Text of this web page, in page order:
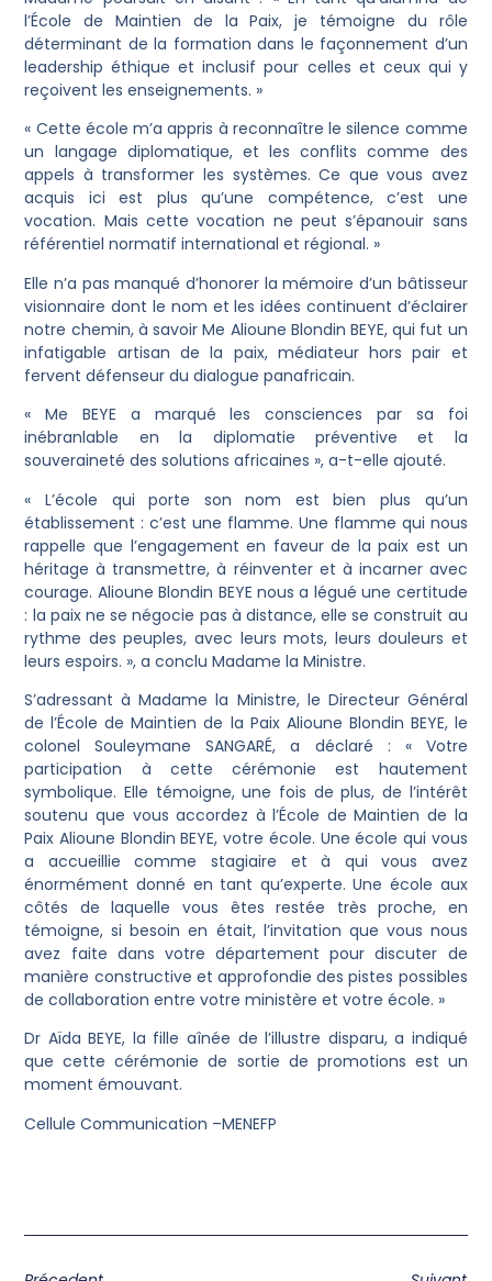
l’École de Maintien de la Paix, je témoigne du rôle
déterminant de la formation dans le façonnement d’un
leadership éthique et inclusif pour celles et ceux qui y
reçoivent les enseignements. »
« Cette école m’a appris à reconnaître le silence comme
un langage diplomatique, et les conflits comme des
appels à transformer les systèmes. Ce que vous avez
acquis ici est plus qu’une compétence, c’est une
vocation. Mais cette vocation ne peut s’épanouir sans
référentiel normatif international et régional. »
Elle n’a pas manqué d’honorer la mémoire d’un bâtisseur
visionnaire dont le nom et les idées continuent d’éclairer
notre chemin, à savoir Me Alioune Blondin BEYE, qui fut un
infatigable artisan de la paix, médiateur hors pair et
fervent défenseur du dialogue panafricain.
« Me BEYE a marqué les consciences par sa foi
inébranlable en la diplomatie préventive et la
souveraineté des solutions africaines », a-t-elle ajouté.
« L’école qui porte son nom est bien plus qu’un
établissement : c’est une flamme. Une flamme qui nous
rappelle que l’engagement en faveur de la paix est un
héritage à transmettre, à réinventer et à incarner avec
courage. Alioune Blondin BEYE nous a légué une certitude
: la paix ne se négocie pas à distance, elle se construit au
rythme des peuples, avec leurs mots, leurs douleurs et
leurs espoirs. », a conclu Madame la Ministre.
S’adressant à Madame la Ministre, le Directeur Général
de l’École de Maintien de la Paix Alioune Blondin BEYE, le
colonel Souleymane SANGARÉ, a déclaré : « Votre
participation à cette cérémonie est hautement
symbolique. Elle témoigne, une fois de plus, de l’intérêt
soutenu que vous accordez à l’École de Maintien de la
Paix Alioune Blondin BEYE, votre école. Une école qui vous
a accueillie comme stagiaire et à qui vous avez
énormément donné en tant qu’experte. Une école aux
côtés de laquelle vous êtes restée très proche, en
témoigne, si besoin en était, l’invitation que vous nous
avez faite dans votre département pour discuter de
manière constructive et approfondie des pistes possibles
de collaboration entre votre ministère et votre école. »
Dr Aïda BEYE, la fille aînée de l’illustre disparu, a indiqué
que cette cérémonie de sortie de promotions est un
moment émouvant.
Cellule Communication –MENEFP